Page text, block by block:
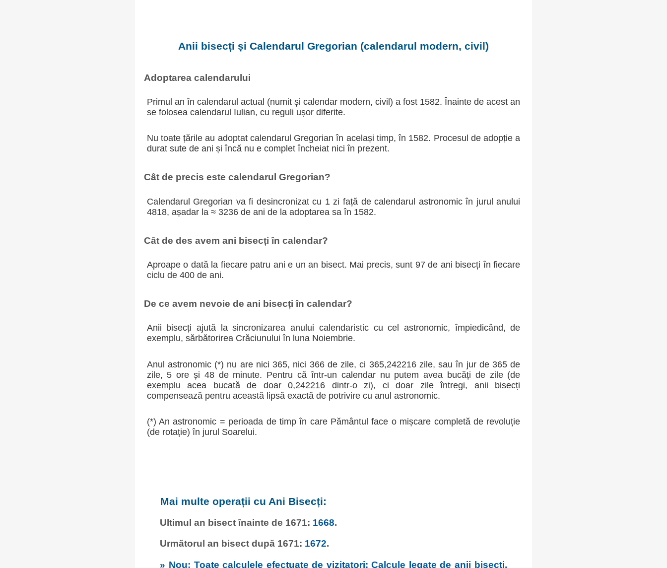
Anii bisecți și Calendarul Gregorian (calendarul modern, civil)
Adoptarea calendarului
Primul an în calendarul actual (numit și calendar modern, civil) a fost 1582. Înainte de acest an
se folosea calendarul Iulian, cu reguli ușor diferite.
Nu toate țările au adoptat calendarul Gregorian în același timp, în 1582. Procesul de adopție a
durat sute de ani și încă nu e complet încheiat nici în prezent.
Cât de precis este calendarul Gregorian?
Calendarul Gregorian va fi desincronizat cu 1 zi față de calendarul astronomic în jurul anului
4818, așadar la ≈ 3236 de ani de la adoptarea sa în 1582.
Cât de des avem ani bisecți în calendar?
Aproape o dată la fiecare patru ani e un an bisect. Mai precis, sunt 97 de ani bisecți în fiecare
ciclu de 400 de ani.
De ce avem nevoie de ani bisecți în calendar?
Anii bisecți ajută la sincronizarea anului calendaristic cu cel astronomic, împiedicând, de
exemplu, sărbătorirea Crăciunului în luna Noiembrie.
Anul astronomic (*) nu are nici 365, nici 366 de zile, ci 365,242216 zile, sau în jur de 365 de
zile, 5 ore și 48 de minute. Pentru că într-un calendar nu putem avea bucăți de zile (de
exemplu acea bucată de doar 0,242216 dintr-o zi), ci doar zile întregi, anii bisecți
compensează pentru această lipsă exactă de potrivire cu anul astronomic.
(*) An astronomic = perioada de timp în care Pământul face o mișcare completă de revoluție
(de rotație) în jurul Soarelui.
Mai multe operații cu Ani Bisecți:
Ultimul an bisect înainte de 1671: 1668.
Următorul an bisect după 1671: 1672.
» Nou: Toate calculele efectuate de vizitatori: Calcule legate de anii bisecți.